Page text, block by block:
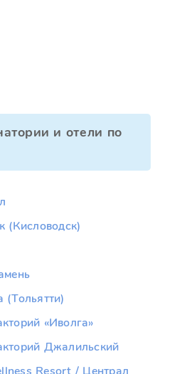
и отели по
(Кисловодск)
«Иволга»
Джалильский